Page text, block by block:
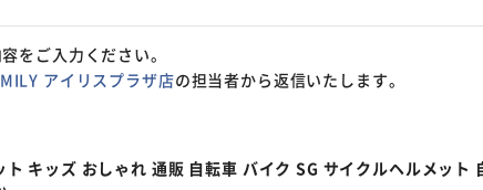
をご入力ください。
アイリスプラザ店の担当者から返信いたします。
キッズ おしゃれ 通販 自転車 バイク SG サイクルヘルメット